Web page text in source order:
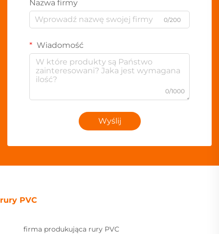
Nazwa firmy
0/200
Wiadomość
0/1000
Wyślij
rury PVC
firma produkująca rury PVC